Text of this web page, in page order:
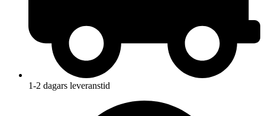
1-2 dagars leveranstid